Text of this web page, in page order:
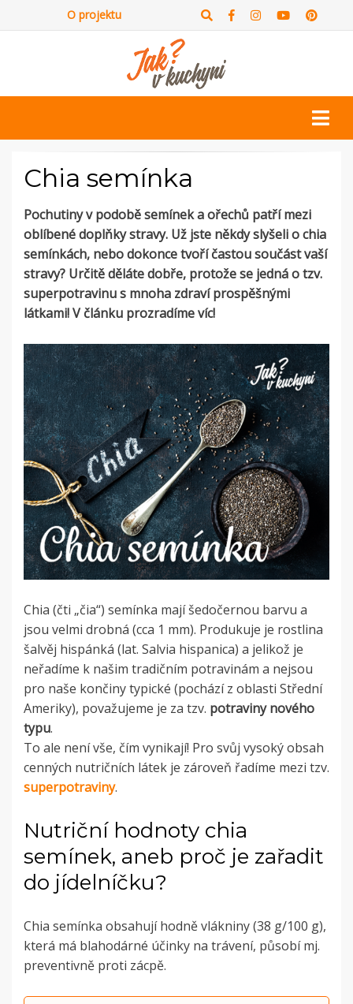
O projektu
Chia semínka
Pochutiny v podobě semínek a ořechů patří mezi
oblíbené doplňky stravy. Už jste někdy slyšeli o chia
semínkách, nebo dokonce tvoří častou součást vaší
stravy? Určitě děláte dobře, protože se jedná o tzv.
superpotravinu s mnoha zdraví prospěšnými
látkami! V článku prozradíme víc!
Chia (čti „čia“) semínka mají šedočernou barvu a
jsou velmi drobná (cca 1 mm). Produkuje je rostlina
šalvěj hispánká (lat. Salvia hispanica) a jelikož je
neřadíme k našim tradičním potravinám a nejsou
pro naše končiny typické (pochází z oblasti Střední
Ameriky), považujeme je za tzv. potraviny nového
typu.
To ale není vše, čím vynikají! Pro svůj vysoký obsah
cenných nutričních látek je zároveň řadíme mezi tzv.
superpotraviny.
Nutriční hodnoty chia
semínek, aneb proč je zařadit
do jídelníčku?
Chia semínka obsahují hodně vlákniny (38 g/100 g),
která má blahodárné účinky na trávení, působí mj.
preventivně proti zácpě.